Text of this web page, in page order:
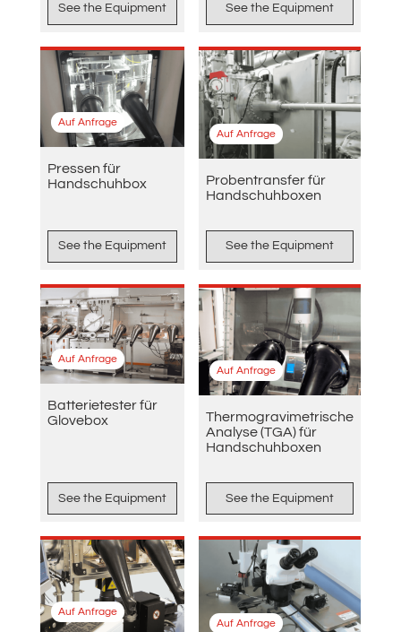
See the Equipment See the Equipment
Auf Anfrage
Pressen für
Handschuhbox
See the Equipment
Auf Anfrage
Probentransfer für
Handschuhboxen
See the Equipment
Auf Anfrage
Batterietester für
Glovebox
See the Equipment
Auf Anfrage
Thermogravimetrische
Analyse (TGA) für
Handschuhboxen
See the Equipment
Auf Anfrage
Auf Anfrage